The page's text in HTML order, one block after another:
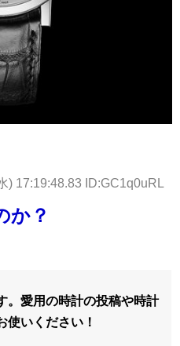
) 17:19:48.83 ID:GC1q0uRL
か？
。愛用の時計の投稿や時計
使いください！